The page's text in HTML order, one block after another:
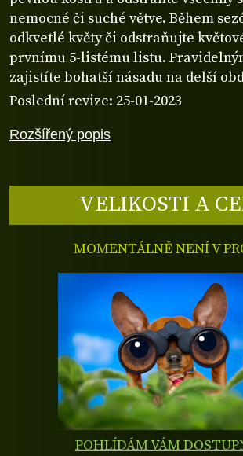
Rozšířený popis
nemocné či suché větve. Během
odkvetlé květy či odstraňujte
prvnímu 5-listému listu.
zajistíte bohatší násadu na delší
Poslední revize: 25-01-2023
VELIKOSTI A
MOMENTÁLNĚ NENÍ V
POHLÍDÁM VÁM